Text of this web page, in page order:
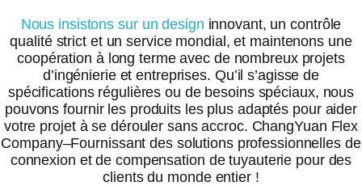
Nous insistons sur un design innovant, un contrôle
qualité strict et un service mondial, et maintenons une
coopération à long terme avec de nombreux projets
d’ingénierie et entreprises. Qu’il s’agisse de
spécifications régulières ou de besoins spéciaux, nous
pouvons fournir les produits les plus adaptés pour aider
votre projet à se dérouler sans accroc. ChangYuan Flex
Company–Fournissant des solutions professionnelles de
connexion et de compensation de tuyauterie pour des
clients du monde entier !